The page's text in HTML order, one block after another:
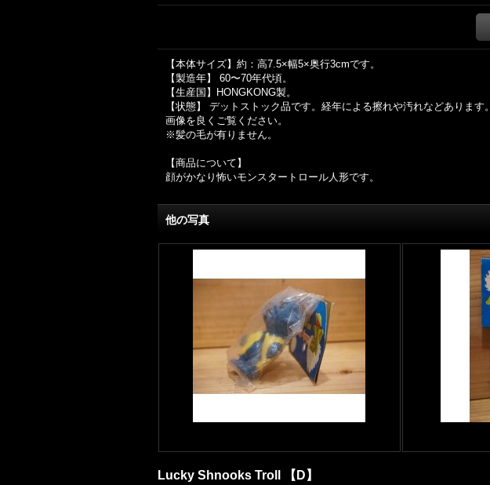
【本体サイズ】約：高7.5×幅5×奥行3cmです。
【製造年】 60〜70年代頃。
【生産国】HONGKONG製。
【状態】 デットストック品です。経年による擦れや汚れなどあります。
画像を良くご覧ください。
※髪の毛が有りません。
【商品について】
顔がかなり怖いモンスタートロール人形です。
他の写真
Lucky Shnooks Troll 【D】